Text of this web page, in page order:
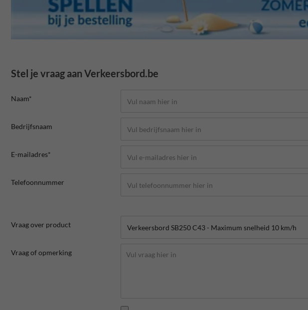
Stel je vraag aan Verkeersbord.be
Naam*
Bedrijfsnaam
E-mailadres*
Telefoonnummer
Vraag over product
Vraag of opmerking